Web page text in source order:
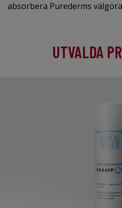
absorbera Purederms
UTVALDA